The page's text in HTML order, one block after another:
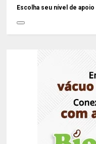
Escolha seu nível de apoio